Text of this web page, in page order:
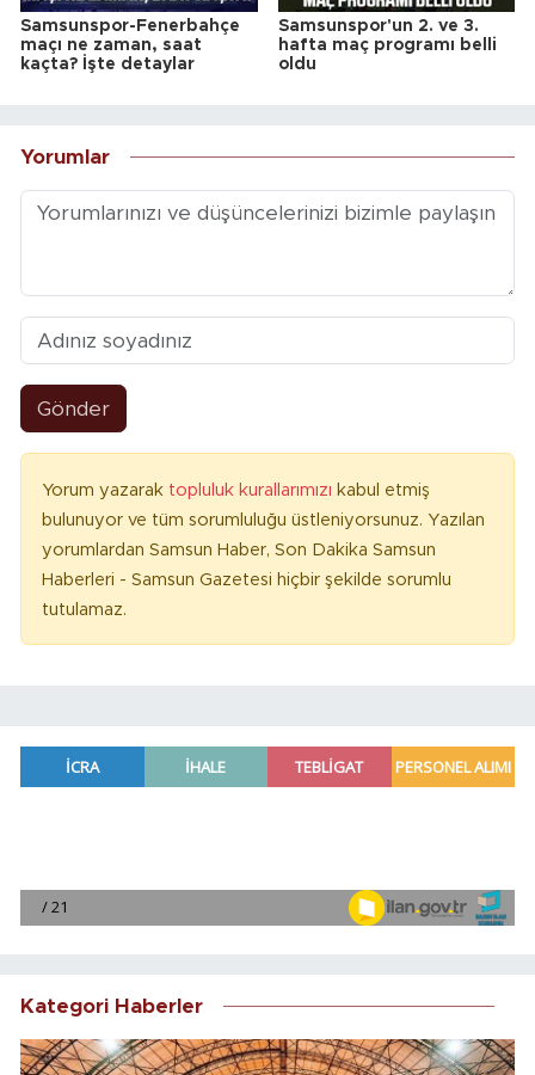
Samsunspor-Fenerbahçe
maçı ne zaman, saat
kaçta? İşte detaylar
Samsunspor'un 2. ve 3.
hafta maç programı belli
oldu
Yorumlar
Gönder
Yorum yazarak topluluk kurallarımızı kabul etmiş
bulunuyor ve tüm sorumluluğu üstleniyorsunuz. Yazılan
yorumlardan Samsun Haber, Son Dakika Samsun
Haberleri - Samsun Gazetesi hiçbir şekilde sorumlu
tutulamaz.
Kategori Haberler